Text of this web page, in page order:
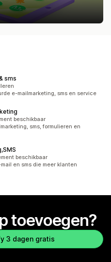
sms
e-mailmarketing, sms en service
beschikbaar
sms, formulieren en
beschikbaar
en sms die meer klanten
toevoegen?
3 dagen gratis